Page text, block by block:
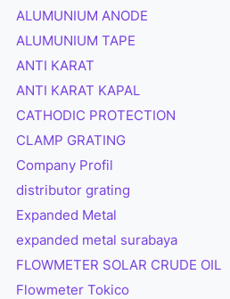
ALUMUNIUM ANODE
ALUMUNIUM TAPE
ANTI KARAT
ANTI KARAT KAPAL
CATHODIC PROTECTION
CLAMP GRATING
Company Profil
distributor grating
Expanded Metal
expanded metal surabaya
FLOWMETER SOLAR CRUDE OIL
Flowmeter Tokico